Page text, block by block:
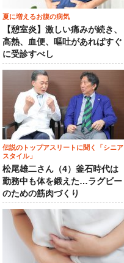
夏に増えるお腹の病気
【憩室炎】激しい痛みが続き、
高熱、血便、嘔吐があればすぐ
に受診すべし
伝説のトップアスリートに聞く「シニア
スタイル」
松尾雄二さん（4）釜石時代は
勤務中も体を鍛えた…ラグビー
のための筋肉づくり